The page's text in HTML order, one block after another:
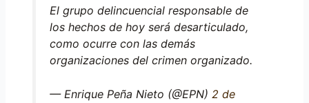
El grupo delincuencial responsable de
los hechos de hoy será desarticulado,
como ocurre con las demás
organizaciones del crimen organizado.
— Enrique Peña Nieto (@EPN) 2 de